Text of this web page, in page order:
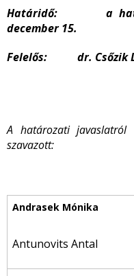
Határidő: a
december 15.
Felelős: dr. Csőzik
A határozati javaslatról
szavazott:
Antunovits Antal